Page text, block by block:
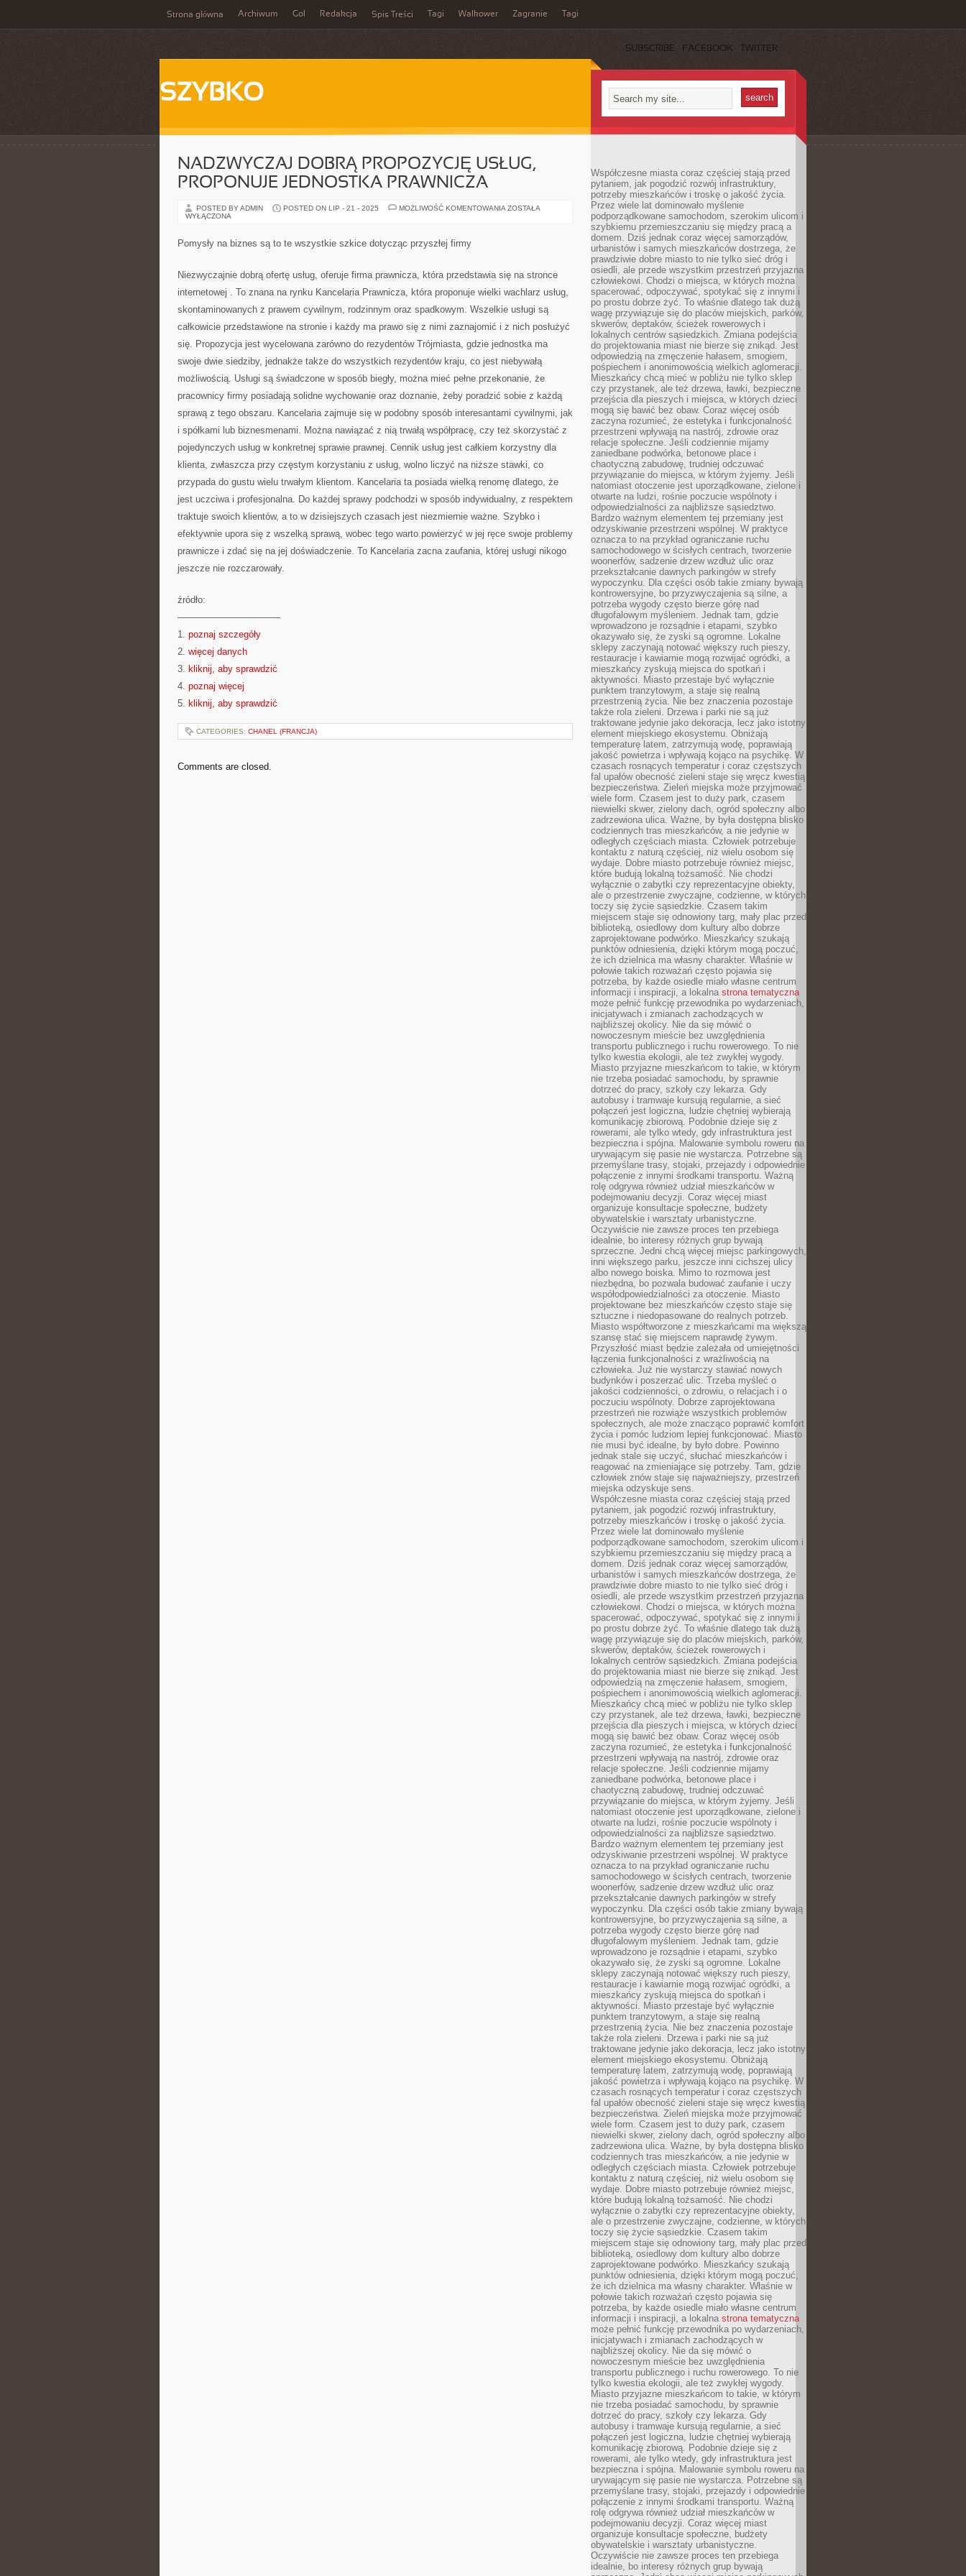
Strona główna Archiwum Gol Redakcja Spis Treści Tagi Walkower Zagranie Tagi
SUBSCRIBE FACEBOOK TWITTER
SZYBKO
NADZWYCZAJ DOBRĄ PROPOZYCJĘ USŁUG,
PROPONUJE JEDNOSTKA PRAWNICZA
POSTED BY ADMIN POSTED ON LIP - 21 - 2025 MOŻLIWOŚĆ KOMENTOWANIA NADZWYCZAJ
ZOSTAŁA
WYŁĄCZONA
Pomysły na biznes są to te wszystkie szkice dotycząc przyszłej firmy
Niezwyczajnie dobrą ofertę usług, oferuje firma prawnicza, która przedstawia się na stronce
internetowej . To znana na rynku Kancelaria Prawnicza, która proponuje wielki wachlarz usług,
skontaminowanych z prawem cywilnym, rodzinnym oraz spadkowym. Wszelkie usługi są
całkowicie przedstawione na stronie i każdy ma prawo się z nimi zaznajomić i z nich posłużyć
się. Propozycja jest wycelowana zarówno do rezydentów Trójmiasta, gdzie jednostka ma
swoje dwie siedziby, jednakże także do wszystkich rezydentów kraju, co jest niebywałą
możliwością. Usługi są świadczone w sposób biegły, można mieć pełne przekonanie, że
pracownicy firmy posiadają solidne wychowanie oraz doznanie, żeby poradzić sobie z każdą
sprawą z tego obszaru. Kancelaria zajmuje się w podobny sposób interesantami cywilnymi, jak
i spółkami lub biznesmenami. Można nawiązać z nią trwałą współpracę, czy też skorzystać z
pojedynczych usług w konkretnej sprawie prawnej. Cennik usług jest całkiem korzystny dla
klienta, zwłaszcza przy częstym korzystaniu z usług, wolno liczyć na niższe stawki, co
przypada do gustu wielu trwałym klientom. Kancelaria ta posiada wielką renomę dlatego, że
jest uczciwa i profesjonalna. Do każdej sprawy podchodzi w sposób indywidualny, z respektem
traktuje swoich klientów, a to w dzisiejszych czasach jest niezmiernie ważne. Szybko i
efektywnie upora się z wszelką sprawą, wobec tego warto powierzyć w jej ręce swoje problemy
prawnicze i zdać się na jej doświadczenie. To Kancelaria zacna zaufania, której usługi nikogo
jeszcze nie rozczarowały.
źródło:
———————————
1. poznaj szczegóły
2. więcej danych
3. kliknij, aby sprawdzić
4. poznaj więcej
5. kliknij, aby sprawdzić
CATEGORIES: CHANEL (FRANCJA)
Comments are closed.
Współczesne miasta coraz częściej stają przed
pytaniem, jak pogodzić rozwój infrastruktury,
potrzeby mieszkańców i troskę o jakość życia.
Przez wiele lat dominowało myślenie
podporządkowane samochodom, szerokim ulicom i
szybkiemu przemieszczaniu się między pracą a
domem. Dziś jednak coraz więcej samorządów,
urbanistów i samych mieszkańców dostrzega, że
prawdziwie dobre miasto to nie tylko sieć dróg i
osiedli, ale przede wszystkim przestrzeń przyjazna
człowiekowi. Chodzi o miejsca, w których można
spacerować, odpoczywać, spotykać się z innymi i
po prostu dobrze żyć. To właśnie dlatego tak dużą
wagę przywiązuje się do placów miejskich, parków,
skwerów, deptaków, ścieżek rowerowych i
lokalnych centrów sąsiedzkich. Zmiana podejścia
do projektowania miast nie bierze się znikąd. Jest
odpowiedzią na zmęczenie hałasem, smogiem,
pośpiechem i anonimowością wielkich aglomeracji.
Mieszkańcy chcą mieć w pobliżu nie tylko sklep
czy przystanek, ale też drzewa, ławki, bezpieczne
przejścia dla pieszych i miejsca, w których dzieci
mogą się bawić bez obaw. Coraz więcej osób
zaczyna rozumieć, że estetyka i funkcjonalność
przestrzeni wpływają na nastrój, zdrowie oraz
relacje społeczne. Jeśli codziennie mijamy
zaniedbane podwórka, betonowe place i
chaotyczną zabudowę, trudniej odczuwać
przywiązanie do miejsca, w którym żyjemy. Jeśli
natomiast otoczenie jest uporządkowane, zielone i
otwarte na ludzi, rośnie poczucie wspólnoty i
odpowiedzialności za najbliższe sąsiedztwo.
Bardzo ważnym elementem tej przemiany jest
odzyskiwanie przestrzeni wspólnej. W praktyce
oznacza to na przykład ograniczanie ruchu
samochodowego w ścisłych centrach, tworzenie
woonerfów, sadzenie drzew wzdłuż ulic oraz
przekształcanie dawnych parkingów w strefy
wypoczynku. Dla części osób takie zmiany bywają
kontrowersyjne, bo przyzwyczajenia są silne, a
potrzeba wygody często bierze górę nad
długofalowym myśleniem. Jednak tam, gdzie
wprowadzono je rozsądnie i etapami, szybko
okazywało się, że zyski są ogromne. Lokalne
sklepy zaczynają notować większy ruch pieszy,
restauracje i kawiarnie mogą rozwijać ogródki, a
mieszkańcy zyskują miejsca do spotkań i
aktywności. Miasto przestaje być wyłącznie
punktem tranzytowym, a staje się realną
przestrzenią życia. Nie bez znaczenia pozostaje
także rola zieleni. Drzewa i parki nie są już
traktowane jedynie jako dekoracja, lecz jako istotny
element miejskiego ekosystemu. Obniżają
temperaturę latem, zatrzymują wodę, poprawiają
jakość powietrza i wpływają kojąco na psychikę. W
czasach rosnących temperatur i coraz częstszych
fal upałów obecność zieleni staje się wręcz kwestią
bezpieczeństwa. Zieleń miejska może przyjmować
wiele form. Czasem jest to duży park, czasem
niewielki skwer, zielony dach, ogród społeczny albo
zadrzewiona ulica. Ważne, by była dostępna blisko
codziennych tras mieszkańców, a nie jedynie w
odległych częściach miasta. Człowiek potrzebuje
kontaktu z naturą częściej, niż wielu osobom się
wydaje. Dobre miasto potrzebuje również miejsc,
które budują lokalną tożsamość. Nie chodzi
wyłącznie o zabytki czy reprezentacyjne obiekty,
ale o przestrzenie zwyczajne, codzienne, w których
toczy się życie sąsiedzkie. Czasem takim
miejscem staje się odnowiony targ, mały plac przed
biblioteką, osiedlowy dom kultury albo dobrze
zaprojektowane podwórko. Mieszkańcy szukają
punktów odniesienia, dzięki którym mogą poczuć,
że ich dzielnica ma własny charakter. Właśnie w
połowie takich rozważań często pojawia się
potrzeba, by każde osiedle miało własne centrum
informacji i inspiracji, a lokalna strona tematyczna
może pełnić funkcję przewodnika po wydarzeniach,
inicjatywach i zmianach zachodzących w
najbliższej okolicy. Nie da się mówić o
nowoczesnym mieście bez uwzględnienia
transportu publicznego i ruchu rowerowego. To nie
tylko kwestia ekologii, ale też zwykłej wygody.
Miasto przyjazne mieszkańcom to takie, w którym
nie trzeba posiadać samochodu, by sprawnie
dotrzeć do pracy, szkoły czy lekarza. Gdy
autobusy i tramwaje kursują regularnie, a sieć
połączeń jest logiczna, ludzie chętniej wybierają
komunikację zbiorową. Podobnie dzieje się z
rowerami, ale tylko wtedy, gdy infrastruktura jest
bezpieczna i spójna. Malowanie symbolu roweru na
urywającym się pasie nie wystarcza. Potrzebne są
przemyślane trasy, stojaki, przejazdy i odpowiednie
połączenie z innymi środkami transportu. Ważną
rolę odgrywa również udział mieszkańców w
podejmowaniu decyzji. Coraz więcej miast
organizuje konsultacje społeczne, budżety
obywatelskie i warsztaty urbanistyczne.
Oczywiście nie zawsze proces ten przebiega
idealnie, bo interesy różnych grup bywają
sprzeczne. Jedni chcą więcej miejsc parkingowych,
inni większego parku, jeszcze inni cichszej ulicy
albo nowego boiska. Mimo to rozmowa jest
niezbędna, bo pozwala budować zaufanie i uczy
współodpowiedzialności za otoczenie. Miasto
projektowane bez mieszkańców często staje się
sztuczne i niedopasowane do realnych potrzeb.
Miasto współtworzone z mieszkańcami ma większą
szansę stać się miejscem naprawdę żywym.
Przyszłość miast będzie zależała od umiejętności
łączenia funkcjonalności z wrażliwością na
człowieka. Już nie wystarczy stawiać nowych
budynków i poszerzać ulic. Trzeba myśleć o
jakości codzienności, o zdrowiu, o relacjach i o
poczuciu wspólnoty. Dobrze zaprojektowana
przestrzeń nie rozwiąże wszystkich problemów
społecznych, ale może znacząco poprawić komfort
życia i pomóc ludziom lepiej funkcjonować. Miasto
nie musi być idealne, by było dobre. Powinno
jednak stale się uczyć, słuchać mieszkańców i
reagować na zmieniające się potrzeby. Tam, gdzie
człowiek znów staje się najważniejszy, przestrzeń
miejska odzyskuje sens.
Współczesne miasta coraz częściej stają przed
pytaniem, jak pogodzić rozwój infrastruktury,
potrzeby mieszkańców i troskę o jakość życia.
Przez wiele lat dominowało myślenie
podporządkowane samochodom, szerokim ulicom i
szybkiemu przemieszczaniu się między pracą a
domem. Dziś jednak coraz więcej samorządów,
urbanistów i samych mieszkańców dostrzega, że
prawdziwie dobre miasto to nie tylko sieć dróg i
osiedli, ale przede wszystkim przestrzeń przyjazna
człowiekowi. Chodzi o miejsca, w których można
spacerować, odpoczywać, spotykać się z innymi i
po prostu dobrze żyć. To właśnie dlatego tak dużą
wagę przywiązuje się do placów miejskich, parków,
skwerów, deptaków, ścieżek rowerowych i
lokalnych centrów sąsiedzkich. Zmiana podejścia
do projektowania miast nie bierze się znikąd. Jest
odpowiedzią na zmęczenie hałasem, smogiem,
pośpiechem i anonimowością wielkich aglomeracji.
Mieszkańcy chcą mieć w pobliżu nie tylko sklep
czy przystanek, ale też drzewa, ławki, bezpieczne
przejścia dla pieszych i miejsca, w których dzieci
mogą się bawić bez obaw. Coraz więcej osób
zaczyna rozumieć, że estetyka i funkcjonalność
przestrzeni wpływają na nastrój, zdrowie oraz
relacje społeczne. Jeśli codziennie mijamy
zaniedbane podwórka, betonowe place i
chaotyczną zabudowę, trudniej odczuwać
przywiązanie do miejsca, w którym żyjemy. Jeśli
natomiast otoczenie jest uporządkowane, zielone i
otwarte na ludzi, rośnie poczucie wspólnoty i
odpowiedzialności za najbliższe sąsiedztwo.
Bardzo ważnym elementem tej przemiany jest
odzyskiwanie przestrzeni wspólnej. W praktyce
oznacza to na przykład ograniczanie ruchu
samochodowego w ścisłych centrach, tworzenie
woonerfów, sadzenie drzew wzdłuż ulic oraz
przekształcanie dawnych parkingów w strefy
wypoczynku. Dla części osób takie zmiany bywają
kontrowersyjne, bo przyzwyczajenia są silne, a
potrzeba wygody często bierze górę nad
długofalowym myśleniem. Jednak tam, gdzie
wprowadzono je rozsądnie i etapami, szybko
okazywało się, że zyski są ogromne. Lokalne
sklepy zaczynają notować większy ruch pieszy,
restauracje i kawiarnie mogą rozwijać ogródki, a
mieszkańcy zyskują miejsca do spotkań i
aktywności. Miasto przestaje być wyłącznie
punktem tranzytowym, a staje się realną
przestrzenią życia. Nie bez znaczenia pozostaje
także rola zieleni. Drzewa i parki nie są już
traktowane jedynie jako dekoracja, lecz jako istotny
element miejskiego ekosystemu. Obniżają
temperaturę latem, zatrzymują wodę, poprawiają
jakość powietrza i wpływają kojąco na psychikę. W
czasach rosnących temperatur i coraz częstszych
fal upałów obecność zieleni staje się wręcz kwestią
bezpieczeństwa. Zieleń miejska może przyjmować
wiele form. Czasem jest to duży park, czasem
niewielki skwer, zielony dach, ogród społeczny albo
zadrzewiona ulica. Ważne, by była dostępna blisko
codziennych tras mieszkańców, a nie jedynie w
odległych częściach miasta. Człowiek potrzebuje
kontaktu z naturą częściej, niż wielu osobom się
wydaje. Dobre miasto potrzebuje również miejsc,
które budują lokalną tożsamość. Nie chodzi
wyłącznie o zabytki czy reprezentacyjne obiekty,
ale o przestrzenie zwyczajne, codzienne, w których
toczy się życie sąsiedzkie. Czasem takim
miejscem staje się odnowiony targ, mały plac przed
biblioteką, osiedlowy dom kultury albo dobrze
zaprojektowane podwórko. Mieszkańcy szukają
punktów odniesienia, dzięki którym mogą poczuć,
że ich dzielnica ma własny charakter. Właśnie w
połowie takich rozważań często pojawia się
potrzeba, by każde osiedle miało własne centrum
informacji i inspiracji, a lokalna strona tematyczna
może pełnić funkcję przewodnika po wydarzeniach,
inicjatywach i zmianach zachodzących w
najbliższej okolicy. Nie da się mówić o
nowoczesnym mieście bez uwzględnienia
transportu publicznego i ruchu rowerowego. To nie
tylko kwestia ekologii, ale też zwykłej wygody.
Miasto przyjazne mieszkańcom to takie, w którym
nie trzeba posiadać samochodu, by sprawnie
dotrzeć do pracy, szkoły czy lekarza. Gdy
autobusy i tramwaje kursują regularnie, a sieć
połączeń jest logiczna, ludzie chętniej wybierają
komunikację zbiorową. Podobnie dzieje się z
rowerami, ale tylko wtedy, gdy infrastruktura jest
bezpieczna i spójna. Malowanie symbolu roweru na
urywającym się pasie nie wystarcza. Potrzebne są
przemyślane trasy, stojaki, przejazdy i odpowiednie
połączenie z innymi środkami transportu. Ważną
rolę odgrywa również udział mieszkańców w
podejmowaniu decyzji. Coraz więcej miast
organizuje konsultacje społeczne, budżety
obywatelskie i warsztaty urbanistyczne.
Oczywiście nie zawsze proces ten przebiega
idealnie, bo interesy różnych grup bywają